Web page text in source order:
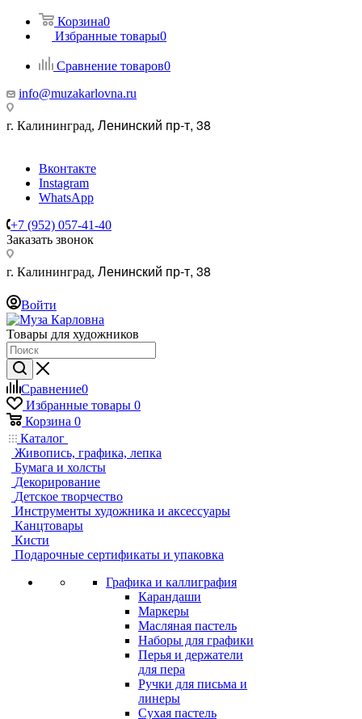
Корзина0
Избранные товары0
Сравнение товаров0
info@muzakarlovna.ru
г. Калининград, Ленинский пр-т, 38
Вконтакте
Instagram
WhatsApp
+7 (952) 057-41-40
Заказать звонок
г. Калининград, Ленинский пр-т, 38
Войти
Товары для художников
Сравнение0
Избранные товары 0
Корзина 0
Каталог
Живопись, графика, лепка
Бумага и холсты
Декорирование
Детское творчество
Инструменты художника и аксессуары
Канцтовары
Кисти
Подарочные сертификаты и упаковка
Графика и каллиграфия
Карандаши
Маркеры
Масляная пастель
Наборы для графики
Перья и держатели
для пера
Ручки для письма и
линеры
Сухая пастель